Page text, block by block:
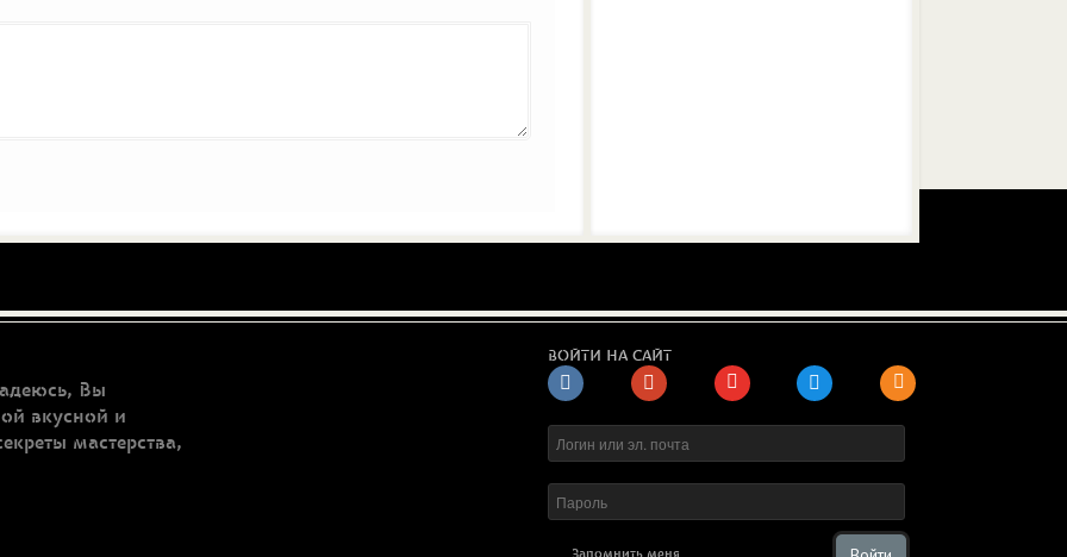
Вы
вкусной и
мастерства,
ВОЙТИ НА САЙТ